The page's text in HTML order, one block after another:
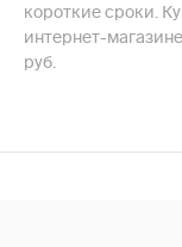
короткие сроки.
интернет-
руб.